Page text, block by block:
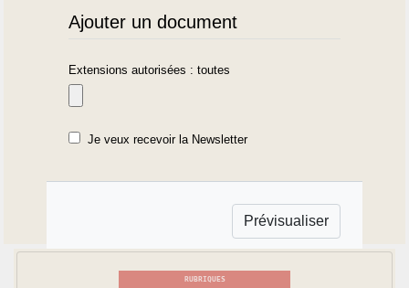
Ajouter un document
Extensions autorisées : toutes
Je veux recevoir la Newsletter
RUBRIQUES